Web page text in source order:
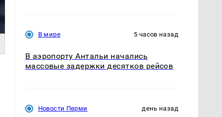
В мире 5 часов назад
В аэропорту Антальи начались
массовые задержки десятков рейсов
Новости Перми день назад